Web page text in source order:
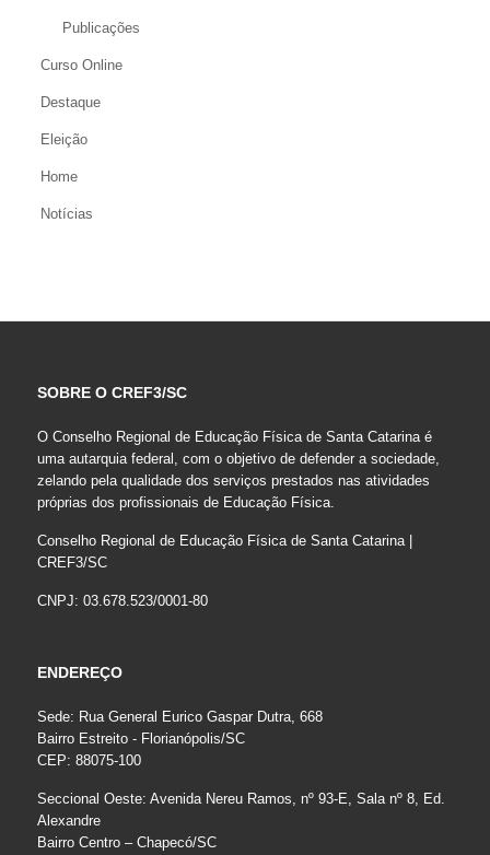
Publicações
Curso Online
Destaque
Eleição
Home
Notícias
SOBRE O CREF3/SC
O Conselho Regional de Educação Física de Santa Catarina é
uma autarquia federal, com o objetivo de defender a sociedade,
zelando pela qualidade dos serviços prestados nas atividades
próprias dos profissionais de Educação Física.
Conselho Regional de Educação Física de Santa Catarina |
CREF3/SC
CNPJ: 03.678.523/0001-80
ENDEREÇO
Sede: Rua General Eurico Gaspar Dutra, 668
Bairro Estreito - Florianópolis/SC
CEP: 88075-100
Seccional Oeste: Avenida Nereu Ramos, nº 93-E, Sala nº 8, Ed.
Alexandre
Bairro Centro – Chapecó/SC